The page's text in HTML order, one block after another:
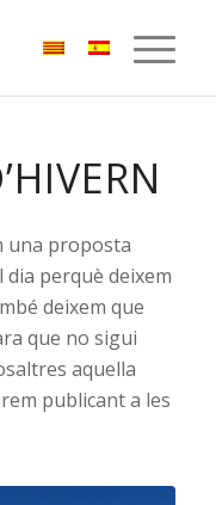
una proposta
dia perquè deixem
deixem que
que no sigui
aquella
publicant a les